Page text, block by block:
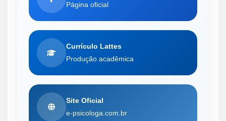
Página oficial
Currículo Lattes
Produção acadêmica
Site Oficial
e-psicologa.com.br